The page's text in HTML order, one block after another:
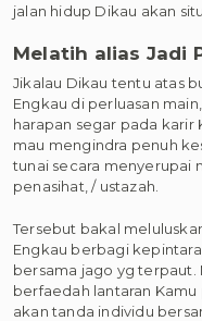
jalan hidup Dikau akan
Melatih alias Jadi
Jikalau Dikau tentu atas
Engkau di perluasan
harapan segar pada karir
mau mengindra penuh
tunai secara menyerupai
penasihat, / ustazah.
Tersebut bakal
Engkau berbagi
bersama jago yg
berfaedah lantaran
akan tanda individu